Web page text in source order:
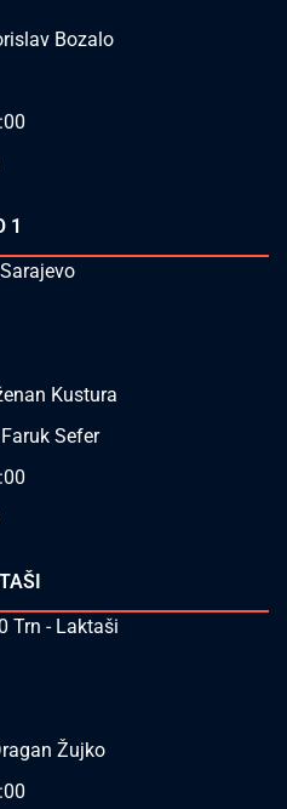
Bozalo
1
Kustura
Sefer
Trn - Laktaši
Žujko